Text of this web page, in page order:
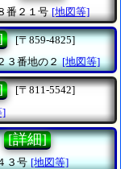
番２１号 [地図等]
[〒859-4825]
３番地の２ [地図等]
[〒811-5542]
]
[詳細]
３号 [地図等]